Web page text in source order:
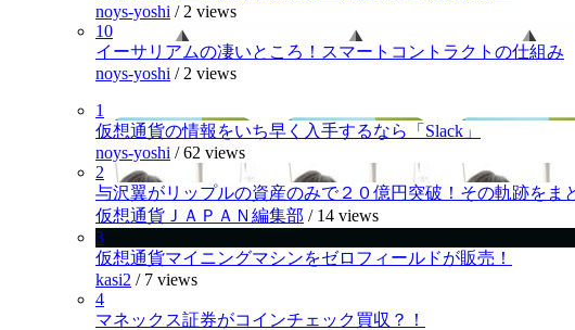
noys-yoshi / 2 views
10
イーサリアムの凄いところ！スマートコントラクトの仕組み
noys-yoshi / 2 views
1
仮想通貨の情報をいち早く入手するなら「Slack」
noys-yoshi /62 views
2
与沢翼がリップルの資産のみで２０億円突破！その軌跡をま
仮想通貨ＪＡＰＡＮ編集部 / 14 views
3
仮想通貨マイニングマシンをゼロフィールドが販売！
kasi2 / 7 views
4
マネックス証券がコインチェック買収？！